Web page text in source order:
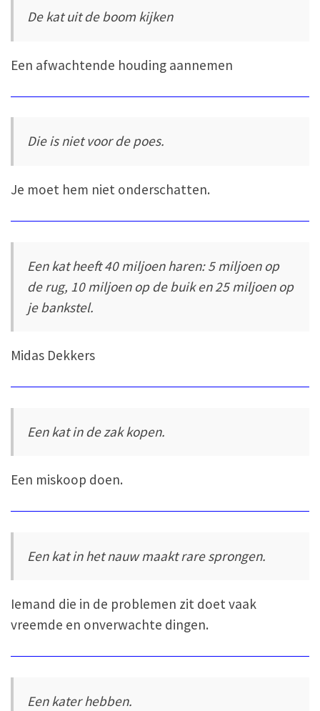
De kat uit de boom kijken
Een afwachtende houding aannemen
Die is niet voor de poes.
Je moet hem niet onderschatten.
Een kat heeft 40 miljoen haren: 5 miljoen op
de rug, 10 miljoen op de buik en 25 miljoen op
je bankstel.
Midas Dekkers
Een kat in de zak kopen.
Een miskoop doen.
Een kat in het nauw maakt rare sprongen.
Iemand die in de problemen zit doet vaak
vreemde en onverwachte dingen.
Een kater hebben.